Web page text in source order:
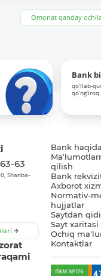
Omonat qanday
Bank
qo‘llab-
63
Shanba-
Bank haqida
qilish
Bank
Axborot
Normativ-
hujjatlar
Saytdan
Sayt xaritasi
Ochiq
Kontaktlar